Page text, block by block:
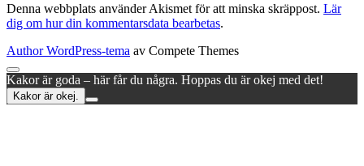
Denna webbplats använder Akismet för att minska skräppost. Lär
dig om hur din kommentarsdata bearbetas.
Author WordPress-tema av Compete Themes
Rulla
till
toppen
Kakor är goda – här får du några. Hoppas du är okej med det!
Kakor är okej.